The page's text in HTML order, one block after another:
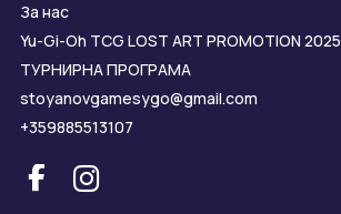
За нас
Yu-Gi-Oh TCG LOST ART PROMOTION 2025
ТУРНИРНА ПРОГРАМА
stoyanovgamesygo@gmail.com
+359885513107